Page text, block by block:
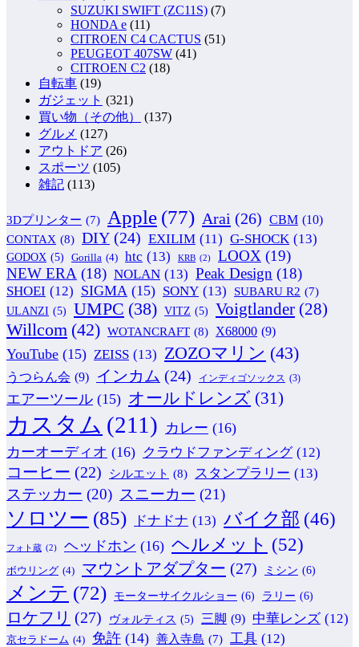
SUZUKI SWIFT (ZC11S) (7)
HONDA e (11)
CITROEN C4 CACTUS (51)
PEUGEOT 407SW (41)
CITROEN C2 (18)
自転車 (19)
ガジェット (321)
買い物（その他）
(137)
グルメ (127)
アウトドア (26)
スポーツ (105)
雑記 (113)
3Dプリンター (7) Apple (77) Arai (26) CBM (10)
CONTAX (8) DIY (24) EXILIM (11) G-SHOCK (13)
GODOX (5) Gorilla (4) htc (13) KRB (2) LOOX (19)
NEW ERA (18) NOLAN (13) Peak Design (18)
SHOEI (12) SIGMA (15) SONY (13) SUBARU R2 (7)
ULANZI (5) UMPC (38) VITZ (5) Voigtlander (28)
Willcom (42) WOTANCRAFT (8) X68000 (9)
YouTube (15) ZEISS (13) ZOZOマリン (43)
うつらん会 (9) インカム (24) インディゴソックス (3)
エアーツール (15) オールドレンズ (31)
カスタム (211) カレー (16)
カーオーディオ (16) クラウドファンディング (12)
コーヒー (22) シルエット (8) スタンプラリー (13)
ステッカー (20) スニーカー (21)
ソロツー (85) ドナドナ (13) バイク部 (46)
フォト蔵 (2) ヘッドホン (16) ヘルメット (52)
ボウリング (4) マウントアダプター (27) ミシン (6)
メンテ (72) モーターサイクルショー (6) ラリー (6)
ロケフリ (27) ヴォルティス (5) 三脚 (9) 中華レンズ (12)
京セラドーム (4) 免許 (14) 善入寺島 (7) 工具 (12)